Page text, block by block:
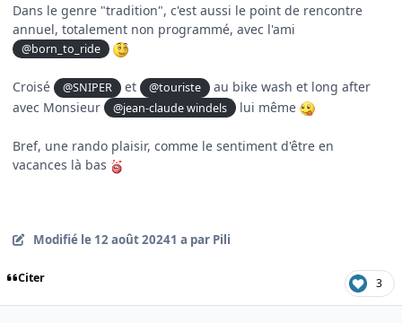
Dans le genre "tradition", c'est aussi le point de rencontre
annuel, totalement non programmé, avec l'ami
@born_to_ride
Croisé @SNIPER et @touriste
au bike wash et long after
avec Monsieur
@jean-claude windels lui même
Bref, une rando plaisir, comme le sentiment d'être en
vacances là bas
Modifié le 12 août 20241 a par Pili
Citer 3